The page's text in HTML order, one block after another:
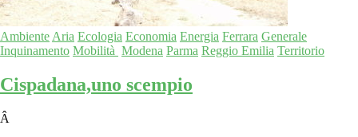
Ambiente Aria Ecologia Economia Energia Ferrara Generale
Inquinamento Mobilità Modena Parma Reggio Emilia Territorio
Cispadana,uno scempio
Â